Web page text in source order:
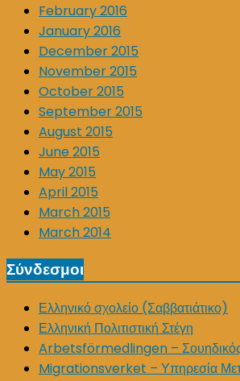
February 2016
January 2016
December 2015
November 2015
October 2015
September 2015
August 2015
June 2015
May 2015
April 2015
March 2015
March 2014
Σύνδεσμοι
Ελληνικό σχολείο (Σαββατιάτικο)
Ελληνική Πολιτιστική Στέγη
Arbetsförmedlingen –
Migrationsverket – Υπηρεσία